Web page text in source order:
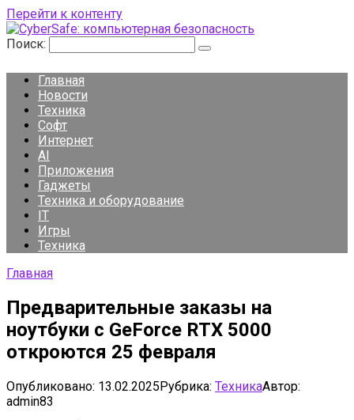
Перейти к контенту
Поиск:
Главная
Новости
Техника
Софт
Интернет
AI
Приложения
Гаджеты
Техника и оборудование
IT
Игры
Техника
Главная
Предварительные заказы на
ноутбуки с GeForce RTX 5000
откроются 25 февраля
Опубликовано: 13.02.2025Рубрика: ТехникаАвтор:
admin83